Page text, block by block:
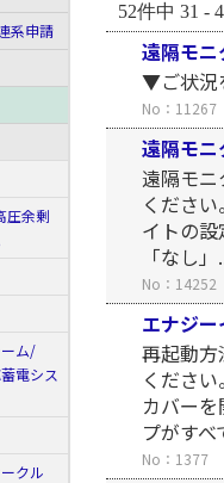
系申請
圧余剰
ム/
電シス
クル
52件中 31 -
遠隔モニ
▼ご状況
No：11267
遠隔モニ
遠隔モ
くださ
イトの
「なし」
No：14252
エナジ
再起動方
くださ
カバー
プがす
No：1377